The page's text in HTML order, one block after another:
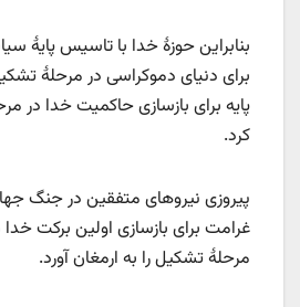
بنابراین حوزۀ خدا با تاسیس پایۀ
برای دنیای دموکراسی در مرحلۀ
پایه برای بازسازی حاکمیت خدا در
‌کرد.
پیروزی نیروهای متفقین در جنگ
غرامت برای بازسازی اولین برکت
مرحلۀ تشکیل را به ارمغان آورد.